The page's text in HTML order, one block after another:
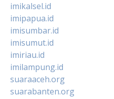
imikalsel.id
imipapua.id
imisumbar.id
imisumut.id
imiriau.id
imilampung.id
suaraaceh.org
suarabanten.org